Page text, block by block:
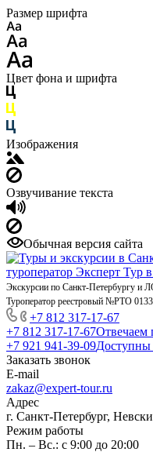
Размер шрифта
Цвет фона и шрифта
Изображения
Озвучивание текста
Обычная версия сайта
Экскурсии по Санкт-Петербургу и
Туроператор реестровый №РТО
+7 812 317-17-67
+7 812 317-17-67Отвечаем
+7 921 941-39-09Доступны
Заказать звонок
E-mail
zakaz@expert-tour.ru
Адрес
г. Санкт-Петербург,
Режим работы
Пн. – Вс.: с 9:00 до 20:00